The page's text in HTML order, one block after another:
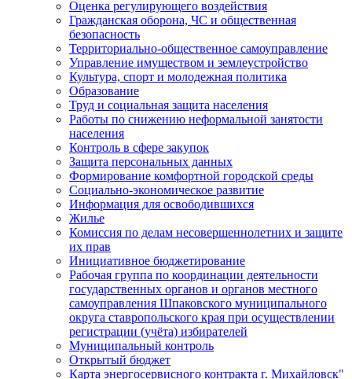
Оценка регулирующего воздействия
Гражданская оборона, ЧС и общественная
безопасность
Территориально-общественное самоуправление
Управление имуществом и землеустройство
Культура, спорт и молодежная политика
Образование
Труд и социальная защита населения
Работы по снижению неформальной занятости
населения
Контроль в сфере закупок
Защита персональных данных
Формирование комфортной городской среды
Социально-экономическое развитие
Информация для освободившихся
Жилье
Комиссия по делам несовершеннолетних и защите
их прав
Инициативное бюджетирование
Рабочая группа по координации деятельности
государственных органов и органов местного
самоуправления Шпаковского муниципального
округа ставропольского края при осуществлении
регистрации (учёта) избирателей
Муниципальный контроль
Открытый бюджет
Карта энергосервисного контракта г. Михайловск"